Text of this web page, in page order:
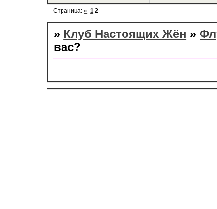
Страница:« 1 2
» Клуб Настоящих Жён »
вас?